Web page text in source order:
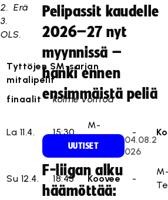
2. Erä
3.
OLS.
Tyttöjen SM-sarjan
mitalipelit
finaalit
kolme voittoa
La 11.4. 15:30
M-
-
Su 12.4. 18:45 Koovee -
Pelipassit kaudelle
2026–27 nyt
myynnissä –
hanki ennen
ensimmäistä peliä
UUTISET
04.08.2
026
F-liigan alku
häämöttää: